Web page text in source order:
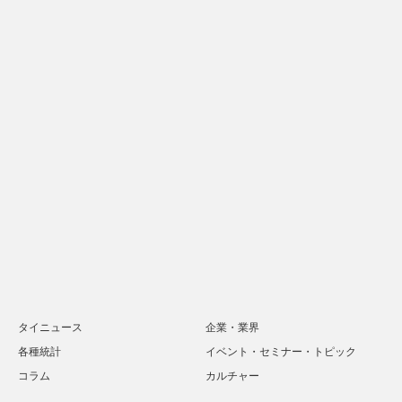
タイニュース
企業・業界
各種統計
イベント・セミナー・トピック
コラム
カルチャー